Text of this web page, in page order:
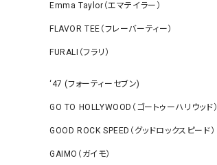
Emma Taylor（エマテイラー）
FLAVOR TEE（フレーバーティー）
FURALI（フラリ）
‘47 (フォーティーセブン)
GO TO HOLLYWOOD（ゴートゥーハリウッド）
GOOD ROCK SPEED（グッドロックスピード）
GAIMO（ガイモ）